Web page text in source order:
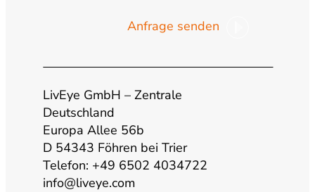
u
t
b
s
t
g
e
k
Anfrage senden
LivEye GmbH – Zentrale
Deutschland
Europa Allee 56b
D 54343 Föhren bei Trier
Telefon: +49 6502 4034722
info@liveye.com